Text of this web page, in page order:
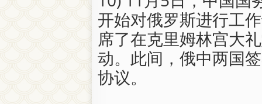
开始对俄罗斯进行工
席了在克里姆林宫大
动。此间，俄中两国
协议。